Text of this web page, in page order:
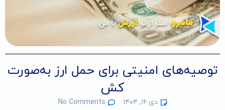
توصیه‌های امنیتی برای حمل ارز به‌صورت
کش
دی ۱۶, ۱۴۰۴ No Comments